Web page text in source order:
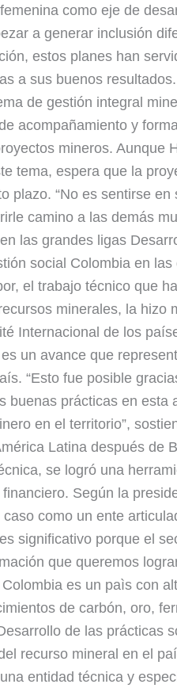
como eje de
a generar inclusión
estos planes han
a sus buenos
de gestión integral
acompañamiento y
mineros. Aunque
tema, espera que la
plazo. “No es sentirse en
camino a las demás
las grandes ligas
social Colombia en
el trabajo técnico que
minerales, la hizo
Internacional de los
un avance que
“Esto fue posible
buenas prácticas en esta
en el territorio”,
Latina después de
se logró una
Según la
como un ente
significativo porque el
que queremos
Colombia es un paìs con
de carbón, oro,
de las prácticas
recurso mineral en el
entidad técnica y